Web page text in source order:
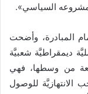
مشروعه السياسي».
المبادرة، وأضحت
ديمقراطيَّة شعبيَّة
من وسطها، فهي
للوصول